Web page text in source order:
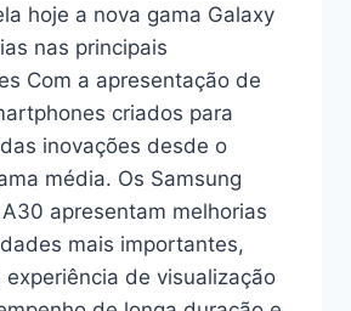
hoje a nova gama Galaxy
nas principais
Com a apresentação de
criados para
inovações desde o
média. Os Samsung
apresentam melhorias
mais importantes,
experiência de visualização